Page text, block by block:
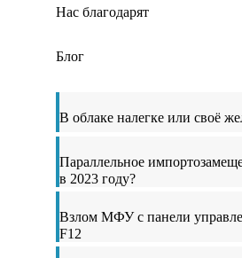
Нас благодарят
Блог
В облаке налегке или своё
Параллельное
в 2023 году?
Взлом МФУ с панели
F12